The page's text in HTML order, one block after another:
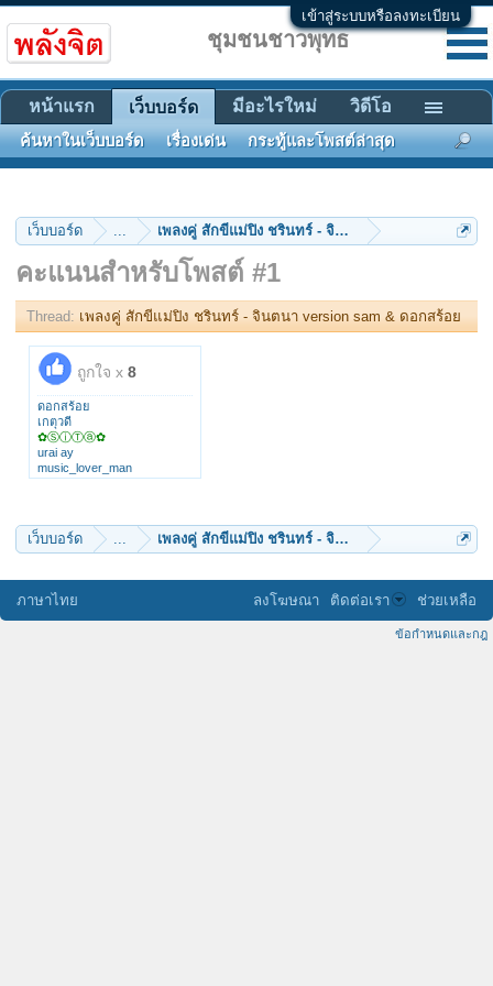
เข้าสู่ระบบหรือลงทะเบียน
เว็บบอร์ด ... เพลงคู่ สักขีแม่ปิง ชรินทร์ - จินตนา version sam & ด
คะแนนสำหรับโพสต์ #1
Thread: เพลงคู่ สักขีแม่ปิง ชรินทร์ - จินตนา version sam & ดอกสร้อย
ถูกใจ x 8
ดอกสร้อย
เกตุวดี
✿ⓈⓘⓉⓐ✿
urai ay
music_lover_man
KHONGRIT
เว็บบอร์ด ... เพลงคู่ สักขีแม่ปิง ชรินทร์ - จินตนา version sam & ด
ชุมชนชาวพุทธ
หน้าแรก เว็บบอร์ด
ค้นหาในเว็บบอร์ด เรื่องเด่น กระทู้และโพสต์ล่าสุด
มีอะไรใหม่ วิดีโอ
ภาษาไทย ลงโฆษณา ติดต่อเรา ช่วยเหลือ
ข้อกำหนดและกฎ